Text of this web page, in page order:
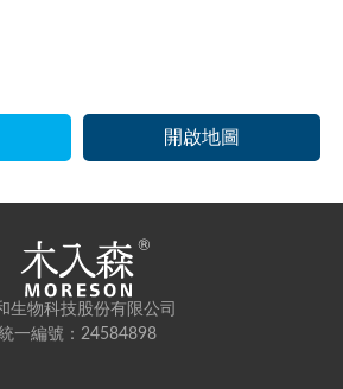
開啟地圖
生物科技股份有限公司
一編號：24584898